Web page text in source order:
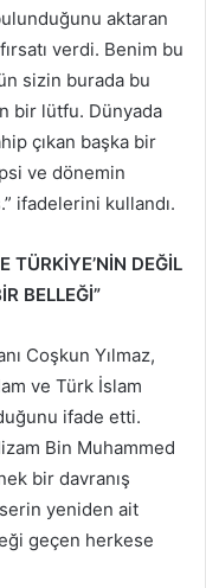
aktaran
verdi. Benim bu
sizin burada bu
bir lütfu. Dünyada
çıkan başka bir
ve dönemin
ifadelerini kullandı.
TÜRKİYE’NİN DEĞİL
BELLEĞİ”
Coşkun Yılmaz,
ve Türk İslam
ifade etti.
Bin Muhammed
bir davranış
yeniden ait
geçen herkese